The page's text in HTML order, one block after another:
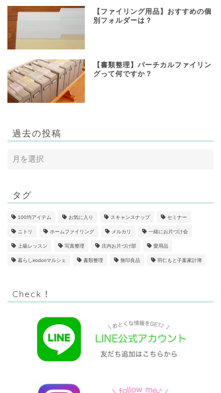
【ファイリング用品】おすすめの個
別フォルダーは？
【書類整理】バーチカルファイリン
グって何ですか？
過去の投稿
タグ
100均アイテム お気に入り スキャンスナップ セミナー
ニトリ ホームファイリング メルカリ 一緒にお片づけ会
上級レッスン 写真整理 庄内お片づけ部 愛用品
暮らしirodoriマルシェ 書類整理 無印良品 羽仁もと子案家計簿
Check！